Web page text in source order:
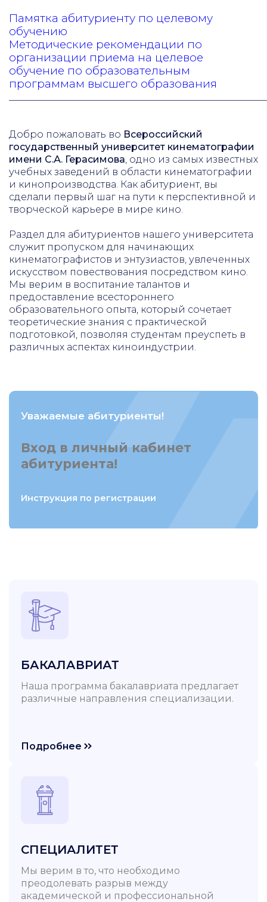
Памятка абитуриенту по целевому
обучению
Методические рекомендации по
организации приема на целевое
обучение по образовательным
программам высшего образования
Добро пожаловать во Всероссийский
государственный университет кинематографии
имени С.А. Герасимова, одно из самых известных
учебных заведений в области кинематографии
и кинопроизводства. Как абитуриент, вы
сделали первый шаг на пути к перспективной и
творческой карьере в мире кино.
Раздел для абитуриентов нашего университета
служит пропуском для начинающих
кинематографистов и энтузиастов, увлеченных
искусством повествования посредством кино.
Мы верим в воспитание талантов и
предоставление всестороннего
образовательного опыта, который сочетает
теоретические знания с практической
подготовкой, позволяя студентам преуспеть в
различных аспектах киноиндустрии.
Уважаемые абитуриенты!
Вход в личный кабинет
абитуриента!
Инструкция по регистрации
БАКАЛАВРИАТ
Наша программа бакалавриата предлагает
различные направления специализации.
Подробнее
СПЕЦИАЛИТЕТ
Мы верим в то, что необходимо
преодолевать разрыв между
академической и профессиональной